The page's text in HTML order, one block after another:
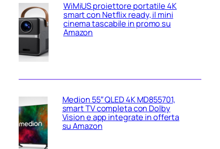
WiMiUS proiettore portatile 4K
smart con Netflix ready, il mini
cinema tascabile in promo su
Amazon
Medion 55″ QLED 4K MD855701,
smart TV completa con Dolby
Vision e app integrate in offerta
su Amazon